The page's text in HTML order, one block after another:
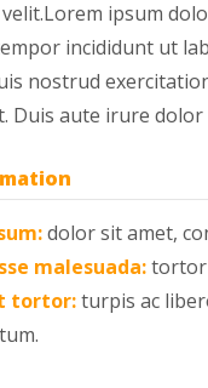
ipsum
incididunt ut
nostrud
Duis aute irure
dolor sit amet,
malesuada:tortor
tortor:turpis ac